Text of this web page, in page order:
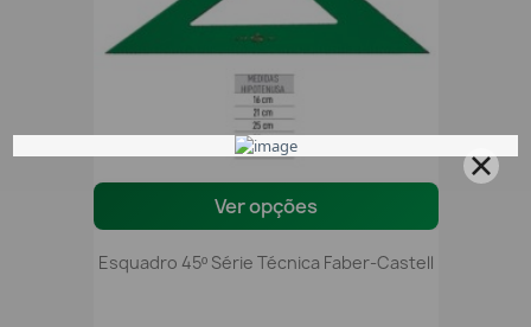
Ver opções
Esquadro 45º Série Técnica Faber-Castell